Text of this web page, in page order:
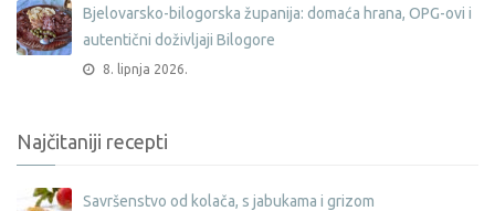
Bjelovarsko-bilogorska županija: domaća hrana, OPG-ovi i
autentični doživljaji Bilogore
8. lipnja 2026.
Najčitaniji recepti
Savršenstvo od kolača, s jabukama i grizom